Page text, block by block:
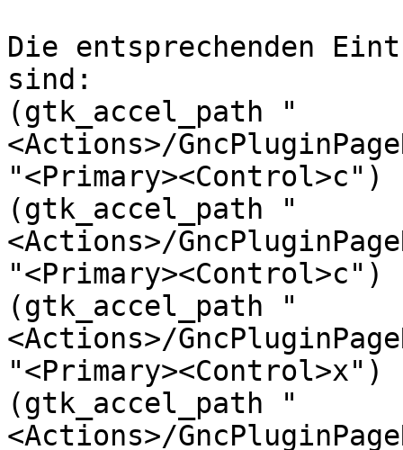
Die entsprechenden
sind:
(gtk_accel_path "
<Actions>/
"<Primary><Control>c")
(gtk_accel_path "
<Actions>/
"<Primary><Control>c")
(gtk_accel_path "
<Actions>/
"<Primary><Control>x")
(gtk_accel_path "
<Actions>/